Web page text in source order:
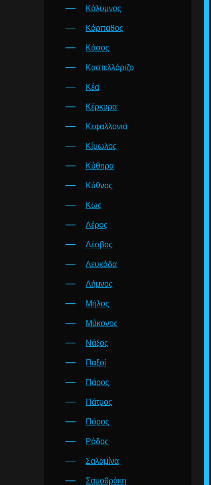
Κάλυμνος
Κάρπαθος
Κάσος
Καστελλόριζο
Κέα
Κέρκυρα
Κεφαλλονιά
Κίμωλος
Κύθηρα
Κύθνος
Κως
Λέρος
Λέσβος
Λευκάδα
Λήμνος
Μήλος
Μύκονος
Νάξος
Παξοί
Πάρος
Πάτμος
Πόρος
Ρόδος
Σαλαμίνα
Σαμοθράκη